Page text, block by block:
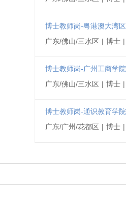
广东/佛山/三水区 | 博士 |
广东/佛山/三水区 | 博士 |
博士教师岗-通识教育学院
广东/广州/花都区 | 博士 |